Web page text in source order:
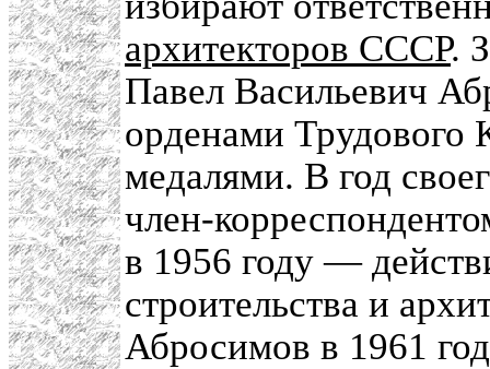
архитекторов СССР.
Павел Васильевич
орденами Трудового
медалями. В год
член-
в 1956 году —
строительства и
Абросимов в 1961